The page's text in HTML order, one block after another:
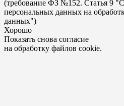
(требование ФЗ №152. Статья 9
персональных данных на
данных")
Хорошо
Показать снова согласие
на обработку файлов cookie.